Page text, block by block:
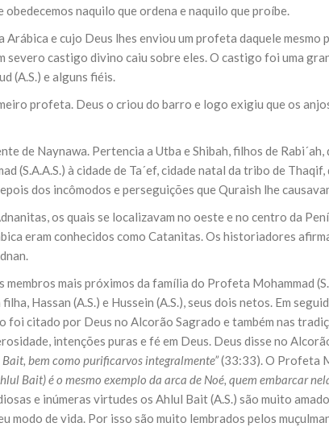
obedecemos naquilo que ordena e naquilo que proíbe.
Arábica e cujo Deus lhes enviou um profeta daquele mesmo
severo castigo divino caiu sobre eles. O castigo foi uma
(A.S.) e alguns fiéis.
profeta. Deus o criou do barro e logo exigiu que os
de Naynawa. Pertencia a Utba e Shibah, filhos de Rabi´ah,
(S.A.A.S.) à cidade de Ta´ef, cidade natal da tribo de
dos incômodos e perseguições que Quraish lhe
os quais se localizavam no oeste e no centro da
eram conhecidos como Catanitas. Os historiadores
mais próximos da família do Profeta Mohammad
Hassan (A.S.) e Hussein (A.S.), seus dois netos. Em
foi citado por Deus no Alcorão Sagrado e também nas
intenções puras e fé em Deus. Deus disse no
bem como purificarvos integralmente”(33:33). O Profeta
Bait) é o mesmo exemplo da arca de Noé, quem embarcar
e inúmeras virtudes os Ahlul Bait (A.S.) são muito
modo de vida. Por isso são muito lembrados pelos